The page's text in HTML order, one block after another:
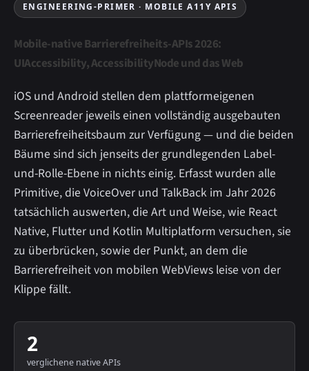
ENGINEERING-PRIMER · MOBILE A11Y APIS
Mobile-native Barrierefreiheits-APIs 2026:
UIAccessibility, AccessibilityNode und das Web
iOS und Android stellen dem plattformeigenen
Screenreader jeweils einen vollständig ausgebauten
Barrierefreiheitsbaum zur Verfügung — und die beiden
Bäume sind sich jenseits der grundlegenden Label-
und-Rolle-Ebene in nichts einig. Erfasst wurden alle
Primitive, die VoiceOver und TalkBack im Jahr 2026
tatsächlich auswerten, die Art und Weise, wie React
Native, Flutter und Kotlin Multiplatform versuchen, sie
zu überbrücken, sowie der Punkt, an dem die
Barrierefreiheit von mobilen WebViews leise von der
Klippe fällt.
2
verglichene native APIs